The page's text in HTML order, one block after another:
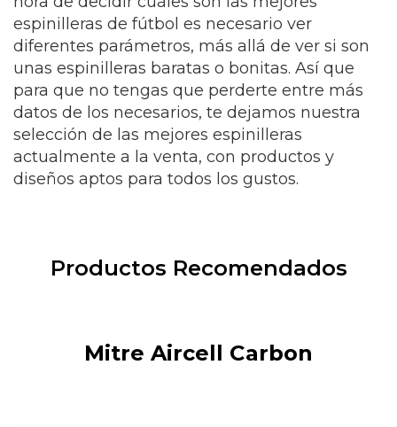
espinilleras de fútbol es necesario ver
diferentes parámetros, más allá de ver si son
unas espinilleras baratas o bonitas. Así que
para que no tengas que perderte entre más
datos de los necesarios, te dejamos nuestra
selección de las mejores espinilleras
actualmente a la venta, con productos y
diseños aptos para todos los gustos.
Productos Recomendados
Mitre Aircell Carbon